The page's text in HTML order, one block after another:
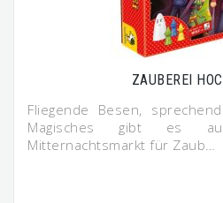
ZAUBEREI
Fliegende Besen,
Magisches gibt es
Mitternachtsmarkt für Zaub…